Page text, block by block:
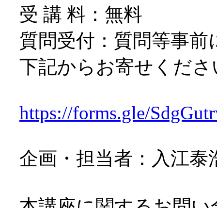
受 講 料：無料
質問受付：質問等事
下記からお寄せくださ
https://forms.gle/
企画・担当者：入江泰